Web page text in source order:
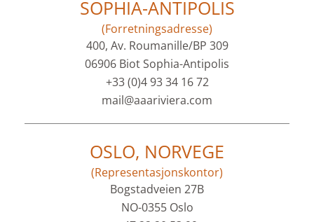
SOPHIA-ANTIPOLIS
(Forretningsadresse)
400, Av. Roumanille/BP 309
06906 Biot Sophia-Antipolis
+33 (0)4 93 34 16 72
mail@aaariviera.com
OSLO, NORVEGE
(Representasjonskontor)
Bogstadveien 27B
NO-0355 Oslo